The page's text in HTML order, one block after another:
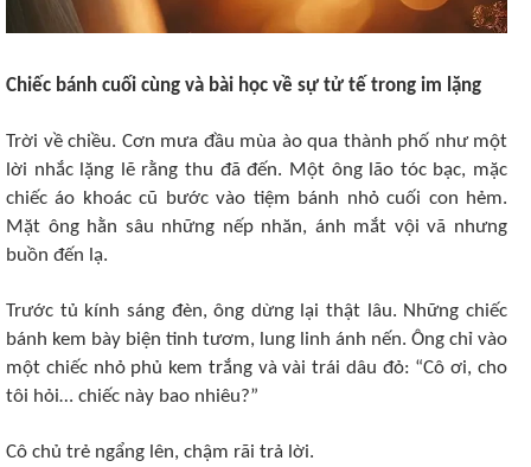
Chiếc bánh cuối cùng và bài học về sự tử tế trong im lặng
Trời về chiều. Cơn mưa đầu mùa ào qua thành phố như một
lời nhắc lặng lẽ rằng thu đã đến. Một ông lão tóc bạc, mặc
chiếc áo khoác cũ bước vào tiệm bánh nhỏ cuối con hẻm.
Mặt ông hằn sâu những nếp nhăn, ánh mắt vội vã nhưng
buồn đến lạ.
Trước tủ kính sáng đèn, ông dừng lại thật lâu. Những chiếc
bánh kem bày biện tinh tươm, lung linh ánh nến. Ông chỉ vào
một chiếc nhỏ phủ kem trắng và vài trái dâu đỏ: “Cô ơi, cho
tôi hỏi… chiếc này bao nhiêu?”
Cô chủ trẻ ngẩng lên, chậm rãi trả lời.